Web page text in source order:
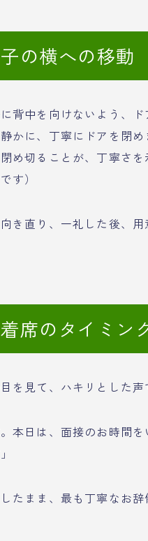
の横への移動
背中を向けないよう、
かに、丁寧にドアを閉
め切ることが、丁寧さ
す）
き直り、一礼した後、
席のタイミン
を見て、ハキリとした声
本日は、面接のお時間
たまま、最も丁寧なお